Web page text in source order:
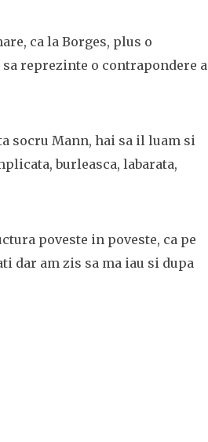
ca la Borges, plus o
reprezinte o contrapondere a
socru Mann, hai sa il luam si
burleasca, labarata,
poveste in poveste, ca pe
dar am zis sa ma iau si dupa